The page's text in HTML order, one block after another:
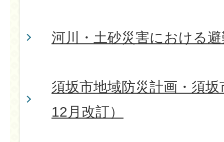
河川・土砂災害における
須坂市地域防災計画・須
12月改訂）